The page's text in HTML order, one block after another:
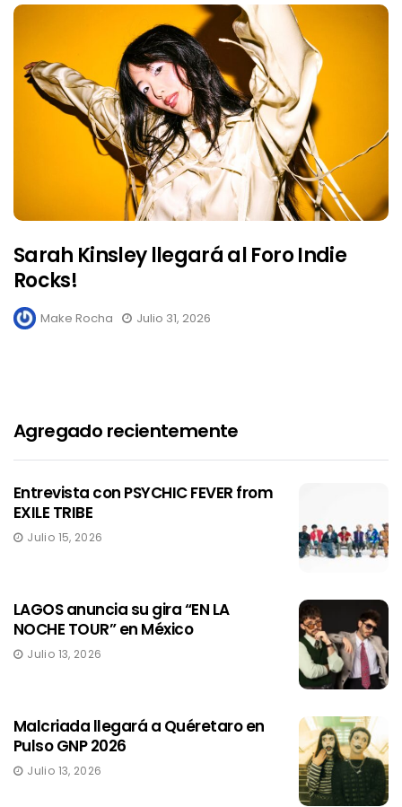
Sarah Kinsley llegará al Foro Indie
Rocks!
Make Rocha Julio 31, 2026
Agregado recientemente
Entrevista con PSYCHIC FEVER from
EXILE TRIBE
Julio 15, 2026
LAGOS anuncia su gira “EN LA
NOCHE TOUR” en México
Julio 13, 2026
Malcriada llegará a Quéretaro en
Pulso GNP 2026
Julio 13, 2026